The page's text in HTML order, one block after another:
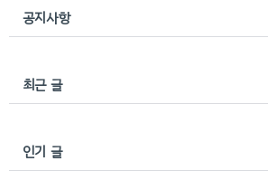
공지사항
최근 글
인기 글